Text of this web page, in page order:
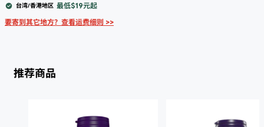
台湾/香港地区 最低$19元起
要寄到其它地方？查看运费细则 >>
推荐商品